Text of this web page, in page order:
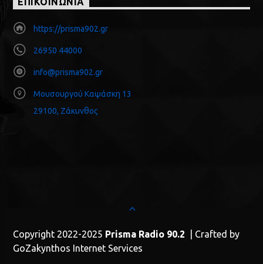
ΕΠΙΚΟΙΝΩΝΙΑ
https://prisma902.gr
26950 44000
info@prisma902.gr
Μουσουργού Καψάσκη 13
29100, Ζάκυνθος
Copyright 2022-2025 Prisma Radio 90.2 | Crafted by
GoZakynthos Internet Services